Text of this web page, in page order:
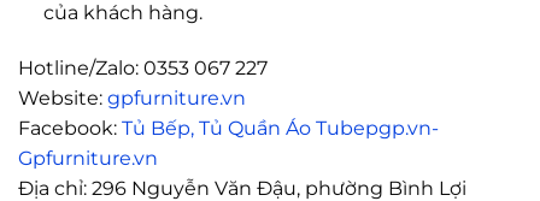
của khách hàng.
Hotline/Zalo: 0353 067 227
Website: gpfurniture.vn
Facebook: Tủ Bếp, Tủ Quần Áo Tubepgp.vn-
Gpfurniture.vn
Địa chỉ: 296 Nguyễn Văn Đậu, phường Bình Lợi